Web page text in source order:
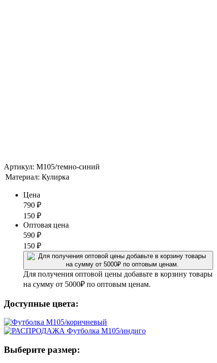
Артикул: М105/темно-синий
Материал: Кулирка
Цена
790 ₽
150 ₽
Оптовая цена
590 ₽
150 ₽
Для получения оптовой цены добавьте в корзину товары
на сумму от 5000₽ по оптовым ценам.
Доступные цвета:
Выберите размер: